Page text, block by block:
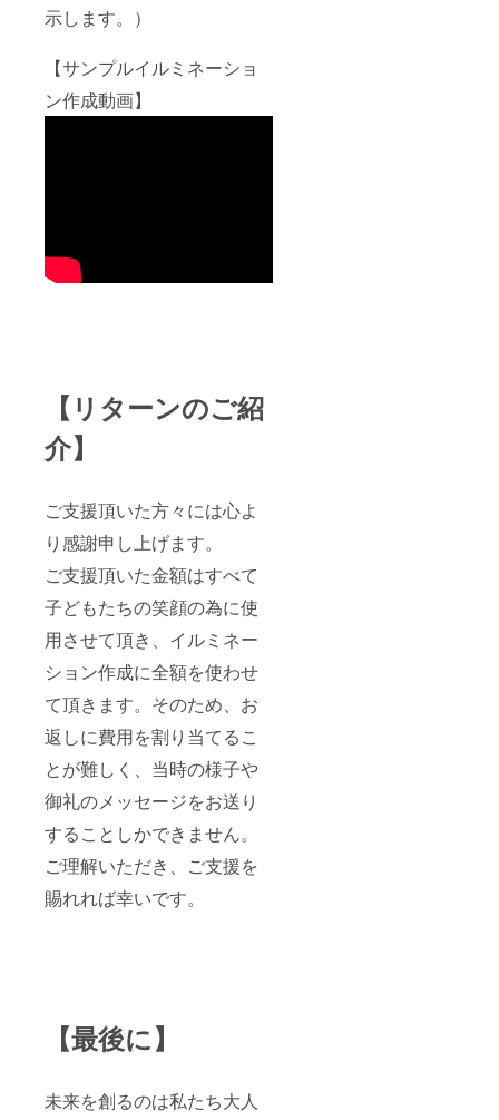
示します。）
【サンプルイルミネーショ
ン作成動画】
【リターンのご紹
介】
ご支援頂いた方々には心よ
り感謝申し上げます。
ご支援頂いた金額はすべて
子どもたちの笑顔の為に使
用させて頂き、イルミネー
ション作成に全額を使わせ
て頂きます。そのため、お
返しに費用を割り当てるこ
とが難しく、当時の様子や
御礼のメッセージをお送り
することしかできません。
ご理解いただき、ご支援を
賜れれば幸いです。
【最後に】
未来を創るのは私たち大人